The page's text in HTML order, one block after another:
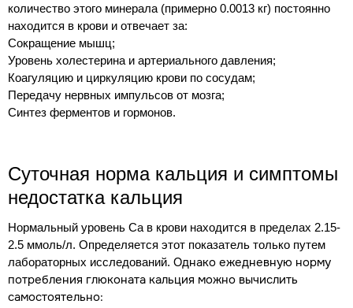
количество этого минерала (примерно 0.0013 кг) постоянно
находится в крови и отвечает за:
Сокращение мышц;
Уровень холестерина и артериального давления;
Коагуляцию и циркуляцию крови по сосудам;
Передачу нервных импульсов от мозга;
Синтез ферментов и гормонов.
Суточная норма кальция и симптомы
недостатка кальция
Нормальный уровень Са в крови находится в пределах 2.15-
2.5 ммоль/л. Определяется этот показатель только путем
лабораторных исследований. Однако ежедневную норму
потребления глюконата кальция можно вычислить
самостоятельно: